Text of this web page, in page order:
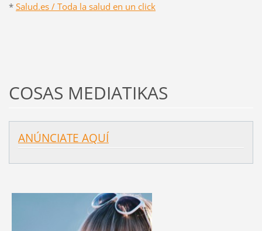
* Salud.es / Toda la salud en un click
COSAS MEDIATIKAS
ANÚNCIATE AQUÍ